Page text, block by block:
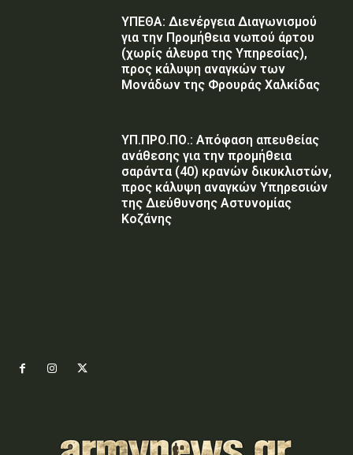
ΥΠΕΘΑ: Διενέργεια Διαγωνισμού
για την Προμήθεια νωπού άρτου
(χωρίς άλευρα της Υπηρεσίας),
προς κάλυψη αναγκών των
Μονάδων της Φρουράς Χαλκίδας
ΥΠ.ΠΡΟ.ΠΟ.: Απόφαση απευθείας
ανάθεσης για την προμήθεια
σαράντα (40) κρανών δικυκλιστών,
προς κάλυψη αναγκών Υπηρεσιών
της Διεύθυνσης Αστυνομίας
Κοζάνης